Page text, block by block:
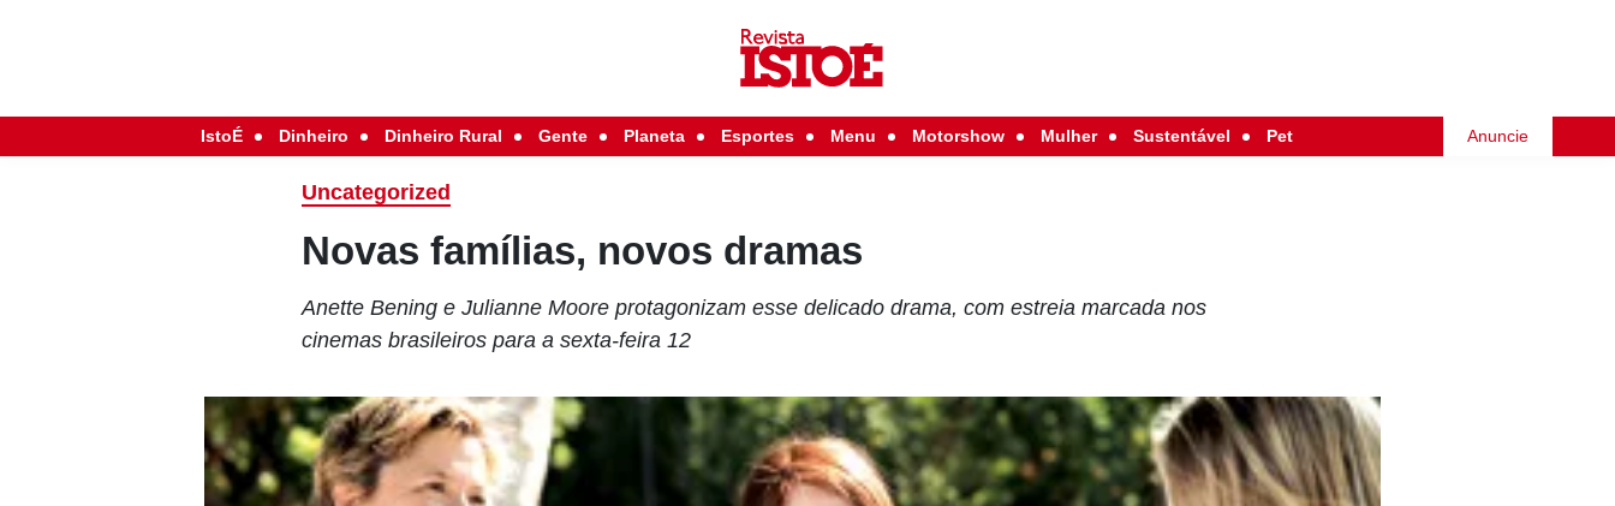
IstoÉ Dinheiro Dinheiro Rural Gente Planeta Esportes Menu Motorshow Mulher Sustentável Pet Anuncie
Uncategorized
Novas famílias, novos dramas
Anette Bening e Julianne Moore protagonizam esse delicado drama, com estreia marcada nos
cinemas brasileiros para a sexta-feira 12